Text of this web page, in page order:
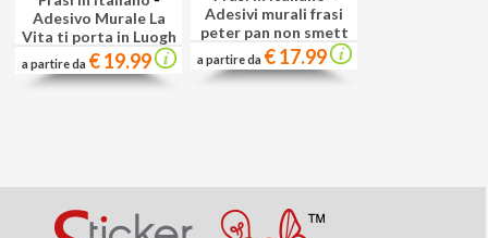
Adesivo Murale La
Vita ti porta in Luogh
a partire da € 19.99
Adesivi murali frasi
peter pan non smett
a partire da € 17.99